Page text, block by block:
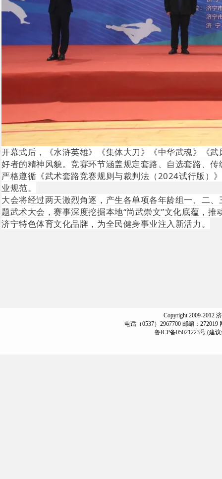
开幕式后，《水浒英雄》《集体大刀》《中华武魂》《
好者的精神风貌。竞赛环节涵盖规定套路、自选套路、
严格遵循《武术套路竞赛规则与裁判法（2024试行版）
业规范。
大会将经过两天激烈角逐，产生各单项各年龄组一、二
题武术大会，赛事深度挖掘本地“尚武崇文”文化底蕴，
济宁特色体育文化品牌，为全民健身事业注入新活力。
Copyright 2009-2012
电话（0537）2967700 邮编：272019
鲁ICP备05021223号 (建议